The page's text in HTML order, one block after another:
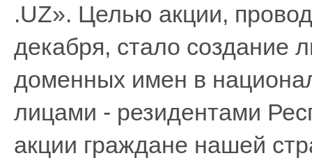
.UZ». Целью акции,
декабря, стало создание
доменных имен в
лицами - резидентами
акции граждане нашей